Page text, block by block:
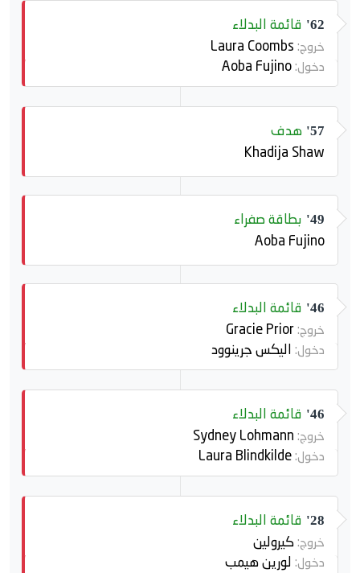
62' قائمة البدلاء
خروج:
دخول:
57' هدف
Khadija Shaw
49' بطاقة صفراء
Aoba Fujino
46' قائمة البدلاء
خروج:
دخول: اليكس جرينوود
46' قائمة البدلاء
خروج:
دخول:
28' قائمة البدلاء
خروج:كيرولين
دخول: لورين هيمب